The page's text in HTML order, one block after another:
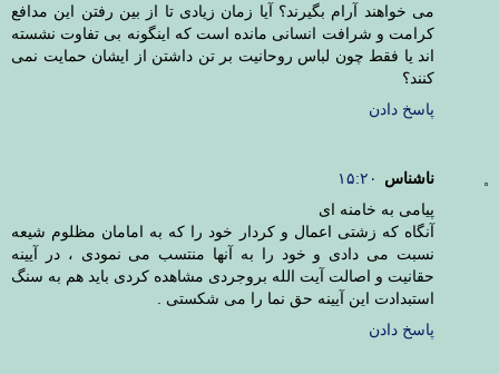
می خواهند آرام بگیرند؟ آیا زمان زیادی تا از بین رفتن این مدافع
کرامت و شرافت انسانی مانده است که اینگونه بی تفاوت نشسته
اند یا فقط چون لباس روحانیت بر تن داشتن از ایشان حمایت نمی
کنند؟
پاسخ دادن
ناشناس
۱۵:۲۰
پیامی به خامنه ای
آنگاه که زشتی اعمال و کردار خود را که به امامان مظلوم شیعه
نسبت می دادی و خود را به آنها منتسب می نمودی ، در آیینه
حقانیت و اصالت آیت الله بروجردی مشاهده کردی باید هم به سنگ
استبدادت این آیینه حق نما را می شکستی .
پاسخ دادن